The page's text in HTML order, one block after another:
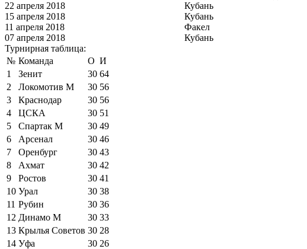
22 апреля 2018
Кубань
15 апреля 2018
Кубань
11 апреля 2018
Факел
07 апреля 2018
Кубань
Турнирная таблица:
№ Команда О И
1
Зенит 30 64
2
Локомотив М 30 56
3
Краснодар 30 56
4
ЦСКА 30 51
5
Спартак М 30 49
6
Арсенал 30 46
7
Оренбург 30 43
8
Ахмат 30 42
9
Ростов 30 41
10 Урал 30 38
11 Рубин 30 36
12 Динамо М 30 33
13 Крылья Советов 30 28
14 Уфа 30 26